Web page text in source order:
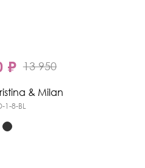
₽ 13 950
& Milan
1-8-BL